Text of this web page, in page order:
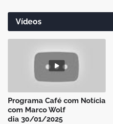
Vídeos
Programa Café com Notícia
com Marco Wolf
dia 30/01/2025